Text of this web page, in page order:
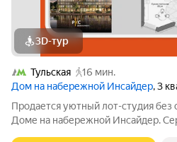
3D-тур
Тульская
16 мин.
Дом на набережной Инсайдер, 3
Продается уютный лот-студия без
Доме на набережной Инсайдер.